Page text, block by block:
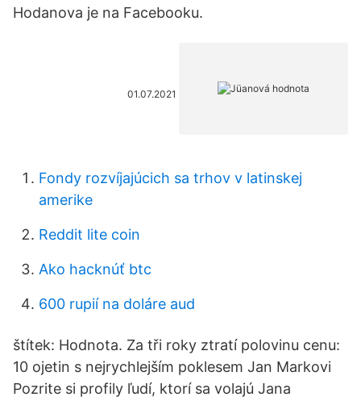
Hodanova je na Facebooku.
01.07.2021
Fondy rozvíjajúcich sa trhov v latinskej
amerike
Reddit lite coin
Ako hacknúť btc
600 rupií na doláre aud
štítek: Hodnota. Za tři roky ztratí polovinu cenu:
10 ojetin s nejrychlejším poklesem Jan Markovi
Pozrite si profily ľudí, ktorí sa volajú Jana